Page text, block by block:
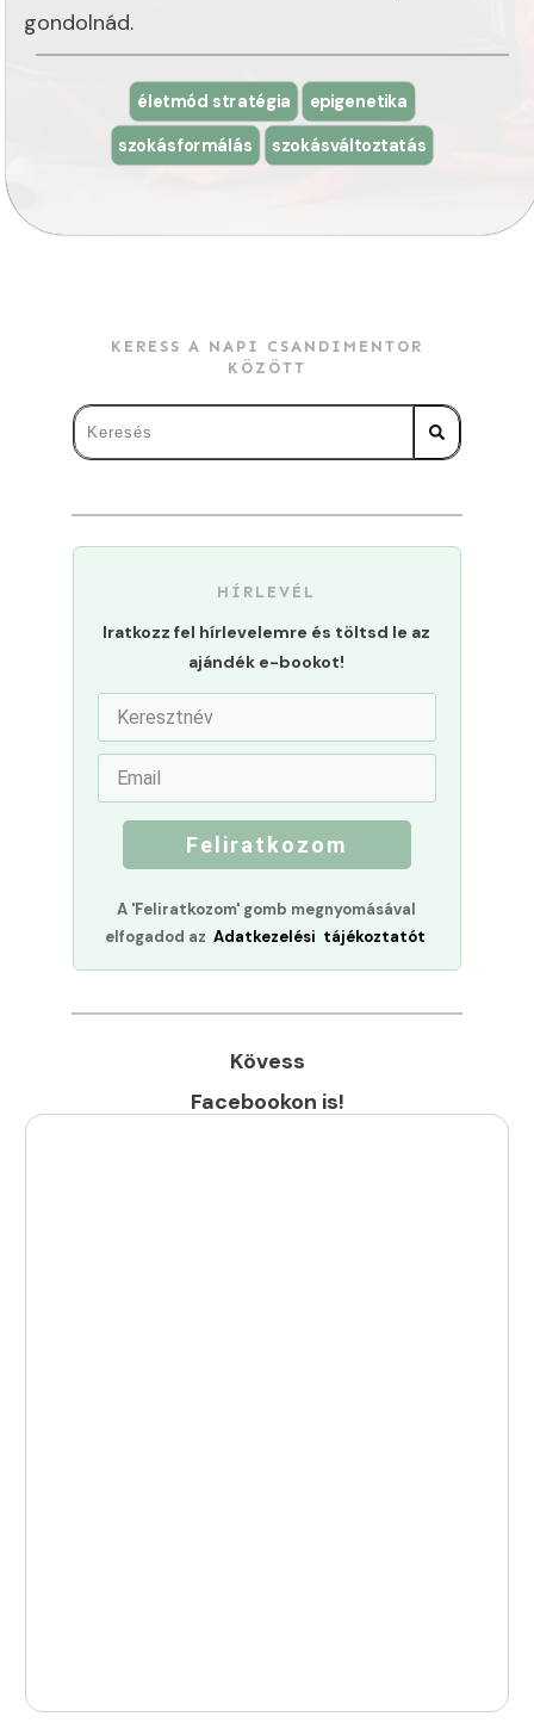
gondolnád.
életmód stratégia
epigenetika
szokásformálás
szokásváltoztatás
KERESS A NAPI CSANDIMENTOR
KÖZÖTT
HÍRLEVÉL
Iratkozz fel hírlevelemre és töltsd le az
ajándék e-bookot!
Feliratkozom
A 'Feliratkozom' gomb megnyomásával
elfogadod az Adatkezelési tájékoztatót
Kövess
Facebookon is!